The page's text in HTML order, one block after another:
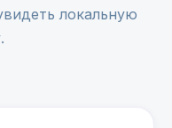
локальную